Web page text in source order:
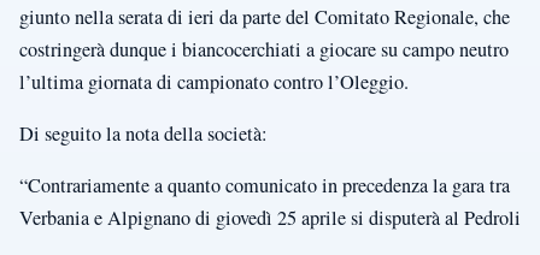
giunto nella serata di ieri da parte del Comitato Regionale, che
costringerà dunque i biancocerchiati a giocare su campo neutro
l’ultima giornata di campionato contro l’Oleggio.
Di seguito la nota della società:
“Contrariamente a quanto comunicato in precedenza la gara tra
Verbania e Alpignano di giovedì 25 aprile si disputerà al Pedroli